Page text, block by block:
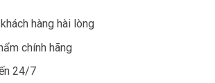
hàng hài lòng
chính hãng
24/7